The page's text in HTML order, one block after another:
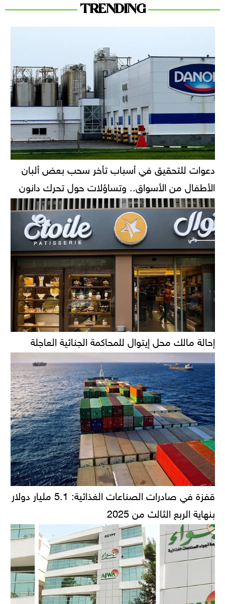
TRENDING
دعوات للتحقيق في أسباب تأخر سحب بعض ألبان
الأطفال من الأسواق.. وتساؤلات حول تحرك دانون
إحالة مالك محل إيتوال للمحاكمة الجنائية العاجلة
قفزة في صادرات الصناعات الغذائية: 5.1 مليار دولار
بنهاية الربع الثالث من 2025